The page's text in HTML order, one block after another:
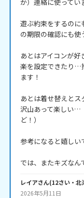
か）連絡に使ってい
遊ぶ約束をするの
の期限の確認にも使
あとはアイコンが
楽を設定できたり…
ます！
あとは着せ替えと
沢山あって楽しい…
ど！）
参考になると嬉し
では、またキズなん
レイアさん(12さい・ 北
2026年5月11日